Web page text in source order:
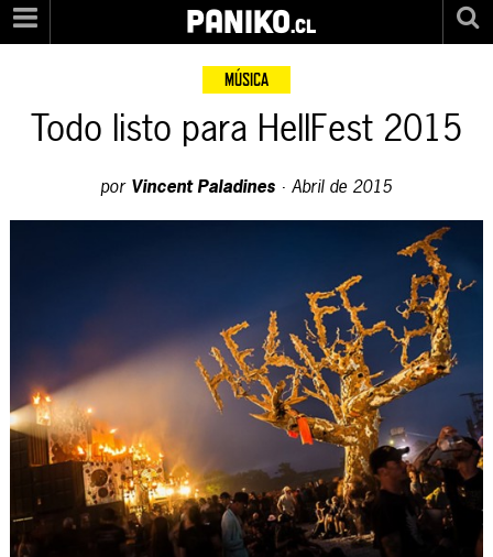
PANIKO.cl
MÚSICA
Todo listo para HellFest 2015
por Vincent Paladines ·Abril de 2015